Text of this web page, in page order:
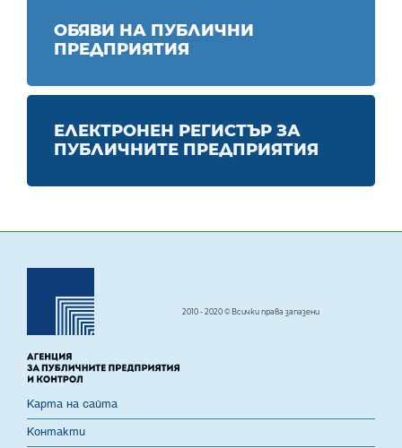
ОБЯВИ НА ПУБЛИЧНИ
ПРЕДПРИЯТИЯ
ЕЛЕКТРОНЕН РЕГИСТЪР ЗА
ПУБЛИЧНИТЕ ПРЕДПРИЯТИЯ
2010 - 2020 © Всички права запазени
Карта на сайта
Контакти